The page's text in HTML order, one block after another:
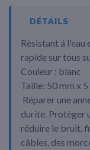
DÉTAILS
Rèsistant á
rapide sur tous
Couleur : blanc
Taille: 50 mm x
Réparer une
durite. Protéger
réduire le bruit,
câbles, des